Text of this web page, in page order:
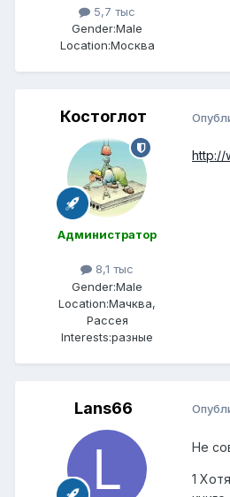
5,7 тыс
Gender:Male
Location:Москва
Костоглот
Администратор
8,1 тыс
Gender:Male
Location:Мачква,
Рассея
Interests:разные
http://
Lans66
Не
1